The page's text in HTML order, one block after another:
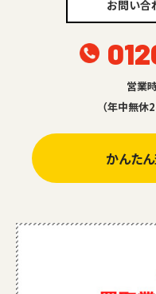
お問い合
営業
（年中無休
かんた